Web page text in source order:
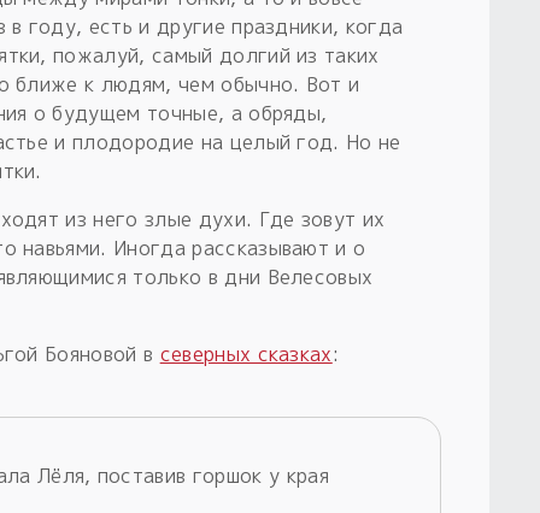
году, есть и другие праздники, когда
пожалуй, самый долгий из таких
ближе к людям, чем обычно. Вот и
о будущем точные, а обряды,
и плодородие на целый год. Но не
из него злые духи. Где зовут их
навьями. Иногда рассказывают и о
только в дни Велесовых
Бояновой в северных сказках:
Лёля, поставив горшок у края